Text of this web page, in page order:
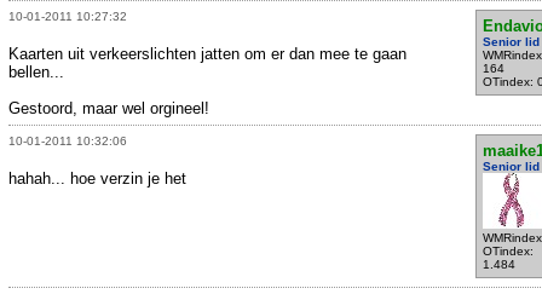
10-01-2011 10:27:32
Senior lid
164
OTindex:
Kaarten uit verkeerslichten jatten om er dan mee te gaan
bellen...
Gestoord, maar wel orgineel!
10-01-2011 10:32:06
Senior lid
OTindex:
1.484
hahah... hoe verzin je het